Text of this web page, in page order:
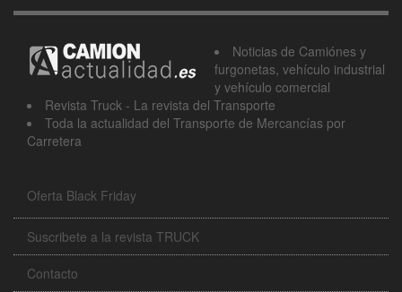
Noticias de Camiónes y
furgonetas, vehículo industrial
y vehículo comercial
Revista Truck - La revista del Transporte
Toda la actualidad del Transporte de Mercancías por
Carretera
Oferta Black Friday
Suscribete a la revista TRUCK
Contacto